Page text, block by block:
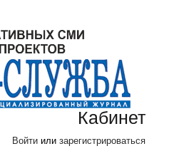
Кабинет
Войти или зарегистрироваться